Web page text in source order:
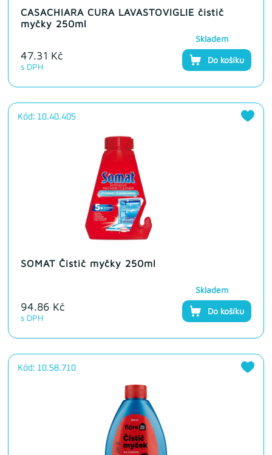
CASACHIARA CURA LAVASTOVIGLIE čistič
myčky 250ml
47.31 Kč
s DPH
Skladem
Do košíku
Kód: 10.40.405
SOMAT Čistič myčky 250ml
94.86 Kč
s DPH
Skladem
Do košíku
Kód: 10.58.710